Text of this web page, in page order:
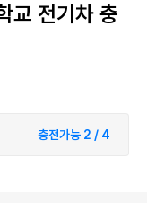
교 전기차 충
충전가능 2 / 4